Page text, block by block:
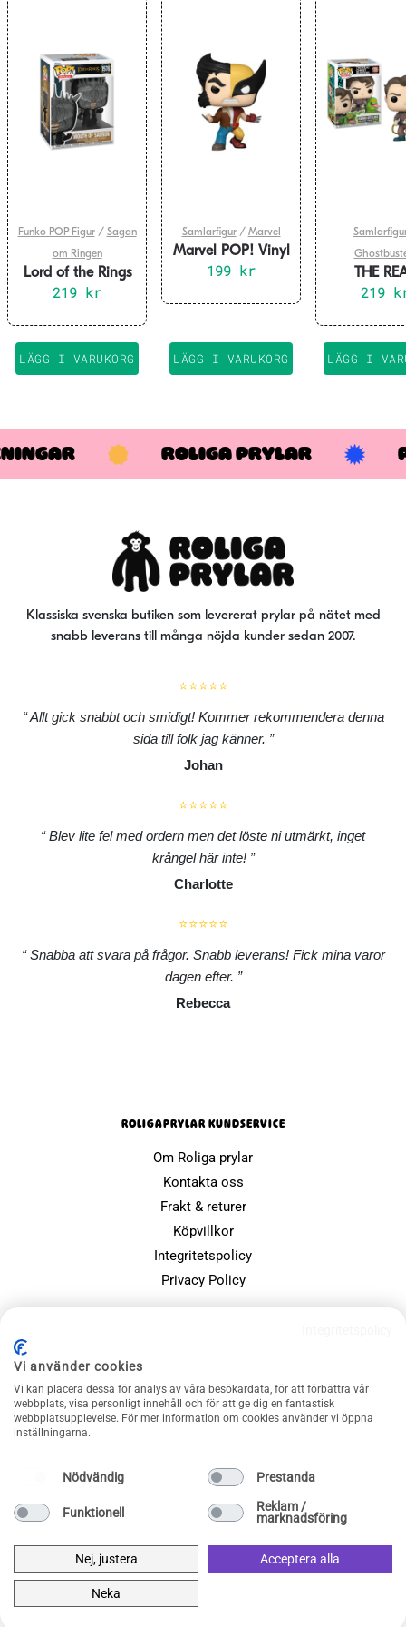
Funko POP Figur/ Sagan
om Ringen
Lord of the Rings
POP! Vinyl Figure
cm
219 kr
LÄGG I VARUKORG
Samlarfigur/ Marvel
Marvel POP! Vinyl
Figure Split-
9 cm
199 kr
LÄGG I VARUKORG
THE
1785 –
with
219
LÄGG I
ROLIGA PRYLAR
Klassiska svenska butiken som levererat prylar på nätet med
snabb leverans till många nöjda kunder sedan 2007.
⭐⭐⭐⭐⭐
Allt gick snabbt och smidigt! Kommer rekommendera denna
sida till folk jag känner.
Johan
⭐⭐⭐⭐⭐
Blev lite fel med ordern men det löste ni utmärkt, inget
krångel här inte!
Charlotte
⭐⭐⭐⭐⭐
Snabba att svara på frågor. Snabb leverans! Fick mina varor
dagen efter.
Rebecca
ROLIGAPRYLAR KUNDSERVICE
Om Roliga prylar
Kontakta oss
Frakt & returer
Köpvillkor
Integritetspolicy
Privacy Policy
Julklappsspelet
Merchandise
Vi använder cookies
Vi kan placera dessa för analys av våra besökardata, för att förbättra vår
webbplats, visa personligt innehåll och för att ge dig en fantastisk
webbplatsupplevelse. För mer information om cookies använder vi öppna
inställningarna.
Nödvändig Prestanda
Funktionell
Reklam /
marknadsföring
Nej, justera Acceptera alla
Neka